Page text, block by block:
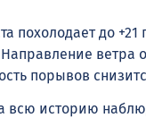
похолодает до +21
ветра
порывов
историю